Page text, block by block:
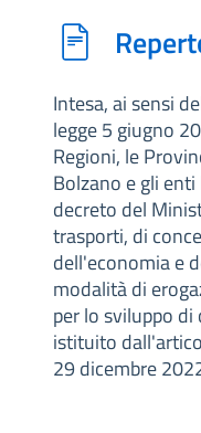
Intesa, ai sensi
legge 5 giugno
Regioni, le
Bolzano e gli
decreto del
trasporti, di
dell'economia e
modalità di
per lo sviluppo
istituito
29 dicembre